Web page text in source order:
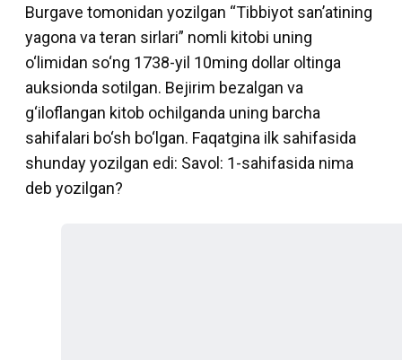
Burgave tomonidan yozilgan “Tibbiyot sanʼatining
yagona va teran sirlari” nomli kitobi uning
o‘limidan so‘ng 1738-yil 10ming dollar oltinga
auksionda sotilgan. Bejirim bezal­gan va
g‘iloflangan kitob ochilganda uning barcha
sahifalari bo‘sh bo‘lgan. Faqatgina ilk sahifasida
shunday yozilgan edi: Savol: 1-sahifasida nima
deb yozilgan?